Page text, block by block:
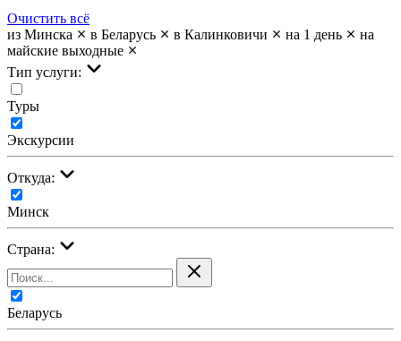
Очистить всё
из Минска
в Беларусь в Калинковичи на 1 день
на
майские выходные
Тип услуги:
Туры
Экскурсии
Откуда:
Минск
Страна:
Беларусь